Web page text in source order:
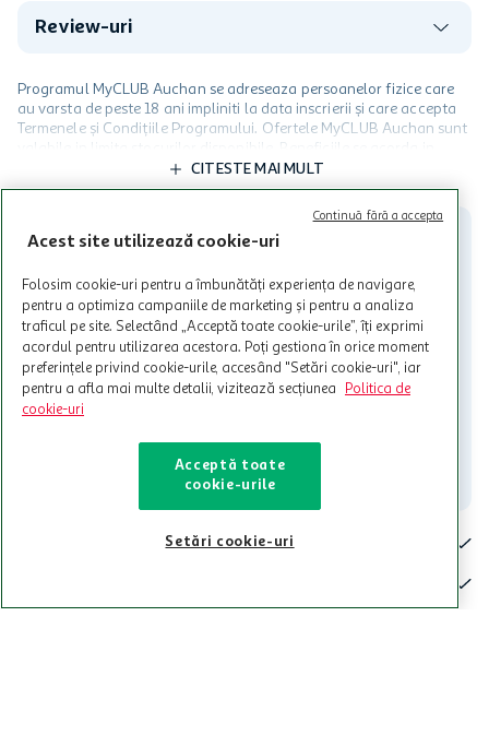
Review-uri
Programul MyCLUB Auchan se adreseaza persoanelor fizice care
au varsta de peste 18 ani impliniti la data inscrierii și care accepta
Termenele și Condițiile Programului. Ofertele MyCLUB Auchan sunt
valabile in limita stocurilor disponibile. Beneficiile se acorda in
limita a 12 unitati / card client o singura data in perioada promotiei.
Cardul poate fi utilizat doar in legatura cu magazinele Auchan
participante și pentru acțiuni promotionale indicate de Auchan si
nu poate fi utilizat in legatura cu alti comercianți sau pentru alte
activitati in afara celor mentionate in Termene si Conditii. Auchan
care aceste este suspendat sau in perioada in care sunt efectuate
intretineri sau reparatii tehnice la sistemul de utilizarea al Cardului.
CITESTE MAI MULT
Contacteaza-ne!
Iti stam mereu la dispozitie.
Contact
Acest site utilizează cookie-uri
Folosim cookie-uri pentru a îmbunătăți experiența de navigare,
pentru a optimiza campaniile de marketing și pentru a analiza
traficul pe site. Selectând „Acceptă toate cookie-urile”, îți exprimi
acordul pentru utilizarea acestora. Poți gestiona în orice moment
preferințele privind cookie-urile, accesând "Setări cookie-uri", iar
pentru a afla mai multe detalii, vizitează secțiunea
Politica de
cookie-uri
Acceptă toate
cookie-urile
Setări cookie-uri
Continuă fără a accepta